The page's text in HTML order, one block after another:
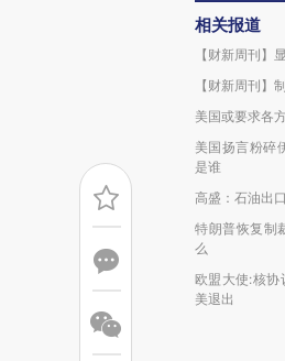
相关报道
【财新周刊】
【财新周刊】
美国或要求各
美国扬言粉碎
是谁
高盛：石油出
特朗普恢复制
么
欧盟大使:核协
美退出